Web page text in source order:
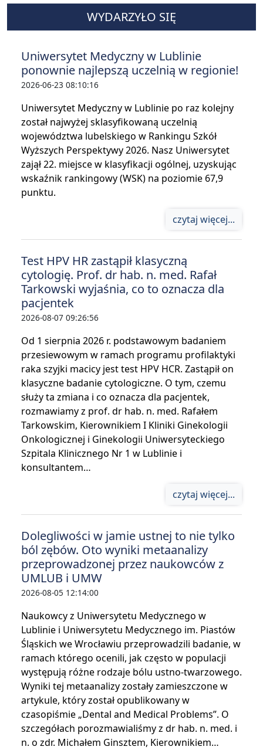
WYDARZYŁO SIĘ
Uniwersytet Medyczny w Lublinie
ponownie najlepszą uczelnią w regionie!
2026-06-23 08:10:16
Uniwersytet Medyczny w Lublinie po raz kolejny
został najwyżej sklasyfikowaną uczelnią
województwa lubelskiego w Rankingu Szkół
Wyższych Perspektywy 2026. Nasz Uniwersytet
zajął 22. miejsce w klasyfikacji ogólnej, uzyskując
wskaźnik rankingowy (WSK) na poziomie 67,9
punktu.
czytaj więcej...
Test HPV HR zastąpił klasyczną
cytologię. Prof. dr hab. n. med. Rafał
Tarkowski wyjaśnia, co to oznacza dla
pacjentek
2026-08-07 09:26:56
Od 1 sierpnia 2026 r. podstawowym badaniem
przesiewowym w ramach programu profilaktyki
raka szyjki macicy jest test HPV HCR. Zastąpił on
klasyczne badanie cytologiczne. O tym, czemu
służy ta zmiana i co oznacza dla pacjentek,
rozmawiamy z prof. dr hab. n. med. Rafałem
Tarkowskim, Kierownikiem I Kliniki Ginekologii
Onkologicznej i Ginekologii Uniwersyteckiego
Szpitala Klinicznego Nr 1 w Lublinie i
konsultantem…
czytaj więcej...
Dolegliwości w jamie ustnej to nie tylko
ból zębów. Oto wyniki metaanalizy
przeprowadzonej przez naukowców z
UMLUB i UMW
2026-08-05 12:14:00
Naukowcy z Uniwersytetu Medycznego w
Lublinie i Uniwersytetu Medycznego im. Piastów
Śląskich we Wrocławiu przeprowadzili badanie, w
ramach którego ocenili, jak często w populacji
występują różne rodzaje bólu ustno-twarzowego.
Wyniki tej metaanalizy zostały zamieszczone w
artykule, który został opublikowany w
czasopiśmie „Dental and Medical Problems”. O
szczegółach porozmawialiśmy z dr hab. n. med. i
n. o zdr. Michałem Ginsztem, Kierownikiem…